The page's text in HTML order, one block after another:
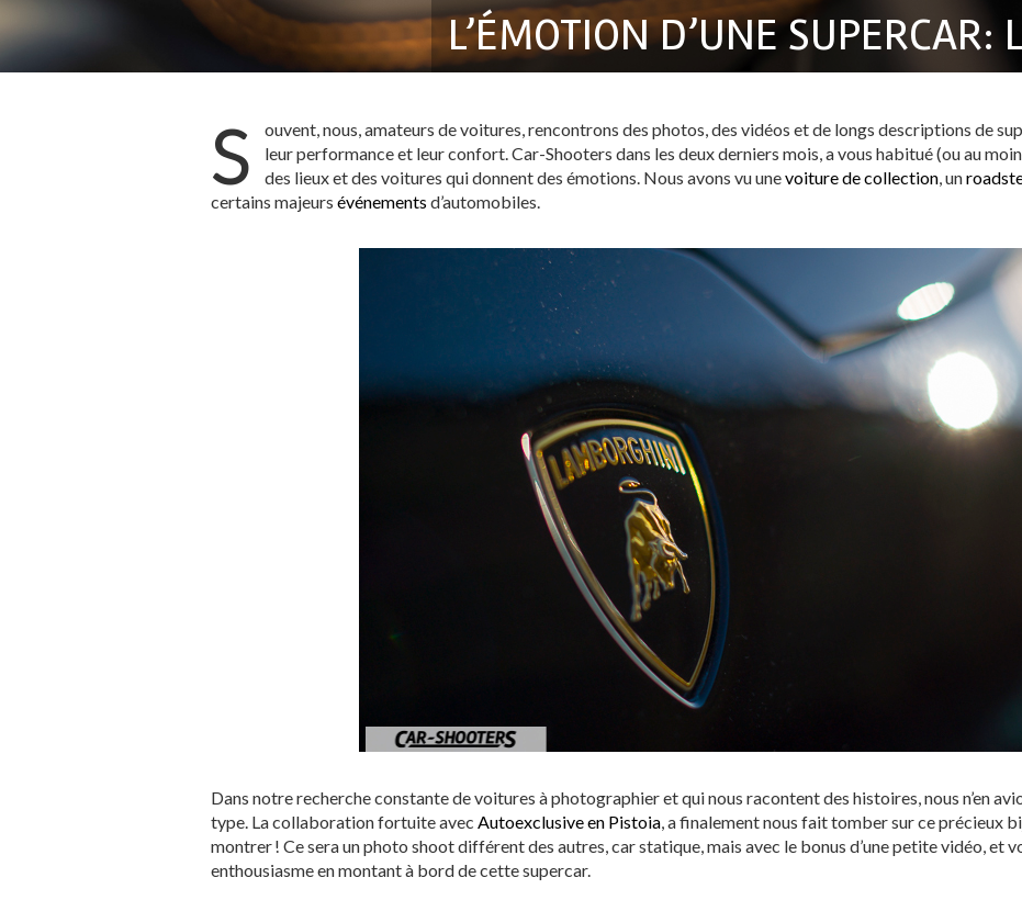
L’ÉMOTION D’UNE
S
ouvent, nous, amateurs de voitures, rencontrons des photos, des vidéos et de longs descriptions de
leur performance et leur confort. Car-Shooters dans les deux derniers mois, a vous habitué (ou au
des lieux et des voitures qui donnent des émotions. Nous avons vu unevoiture de collection, un
certains majeurs événements d’automobiles.
Dans notre recherche constante de voitures à photographier et qui nous racontent des histoires, nous n’en
type. La collaboration fortuite avec Autoexclusive en Pistoia, a finalement nous fait tomber sur ce précieux
montrer ! Ce sera un photo shoot différent des autres, car statique, mais avec le bonus d’une petite vidéo, et
enthousiasme en montant à bord de cette supercar.